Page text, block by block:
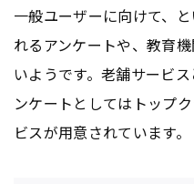
一般ユーザーに向けて、
れるアンケートや、教育
いようです。老舗サービ
ンケートとしてはトップ
ビスが用意されています。